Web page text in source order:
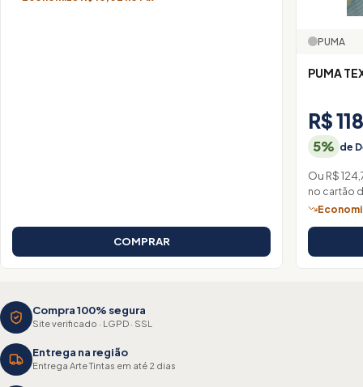
COMPRAR
PUMA
R$
5% de
Ou R$
no cartão
Compra 100% segura
Site verificado · LGPD · SSL
Entrega na região
Entrega Arte Tintas em até 2 dias